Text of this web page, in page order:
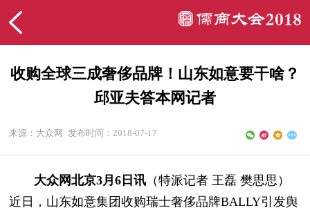
收购全球三成奢侈品牌！山东如意要干啥？
邱亚夫答本网记者
来源：大众网 发布时间：2018-07-17
大众网北京3月6日讯 （特派记者 王磊 樊思思 ）
近日，山东如意集团收购瑞士奢侈品牌BALLY引发舆